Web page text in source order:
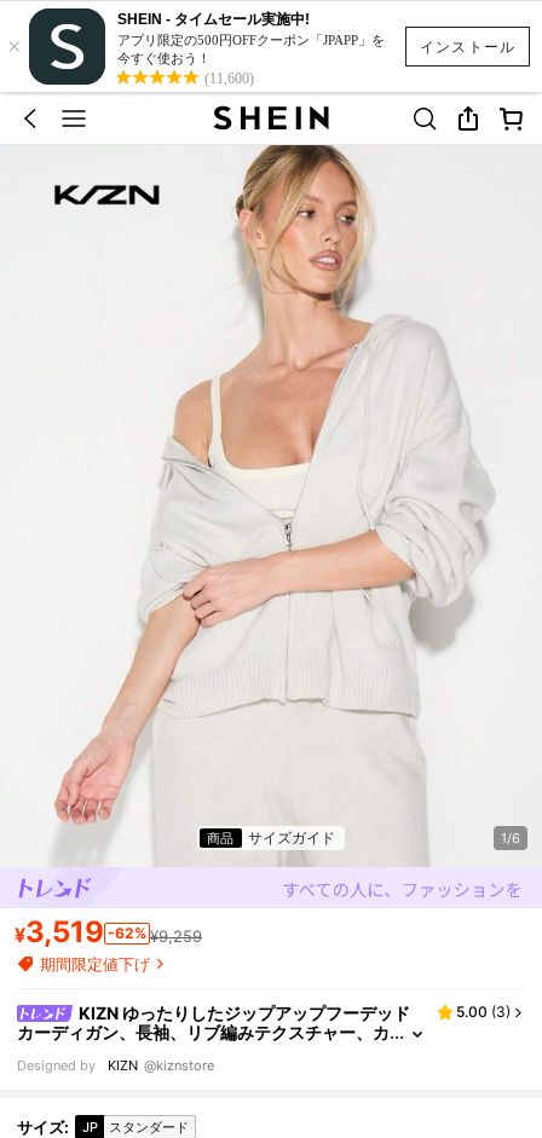
インストール
×
SHEIN - タイムセール実施中!
アプリ限定の500円OFFクーポン「JPAPP」を
今すぐ使おう！
(11,600)
商品 サイズガイド 1/6
¥3,519 -62% ¥9,259
期間限定値下げ
KIZN ゆったりしたジップアップフーデッド
カーディガン、長袖、リブ編みテクスチャー、カ
5.00 (3)
Designed by KIZN @kiznstore
サイズ: JP スタンダード